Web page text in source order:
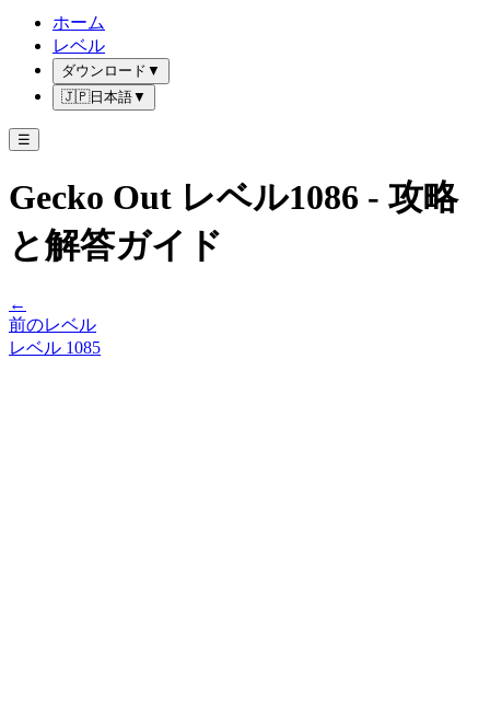
ホーム
レベル
ダウンロード ▼
🇯🇵日本語▼
☰
Gecko Out レベル1086 - 攻略
と解答ガイド
←
前のレベル
レベル 1085